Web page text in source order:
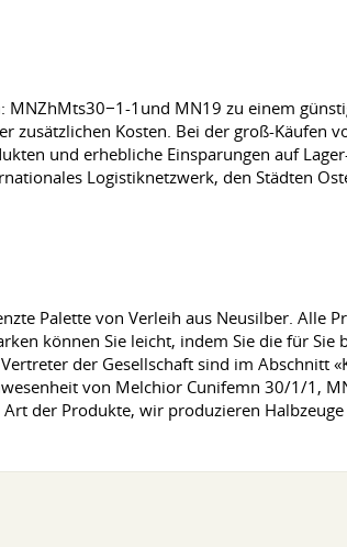
1und MN19 zu einem
Kosten. Bei der groß-Käufen
und erhebliche Einsparungen auf
Logistiknetzwerk, den Städten
Palette von Verleih aus Neusilber.
können Sie leicht, indem Sie die für Sie
der Gesellschaft sind im Abschnitt
von Melchior Cunifemn 30/1/1,
der Produkte, wir produzieren